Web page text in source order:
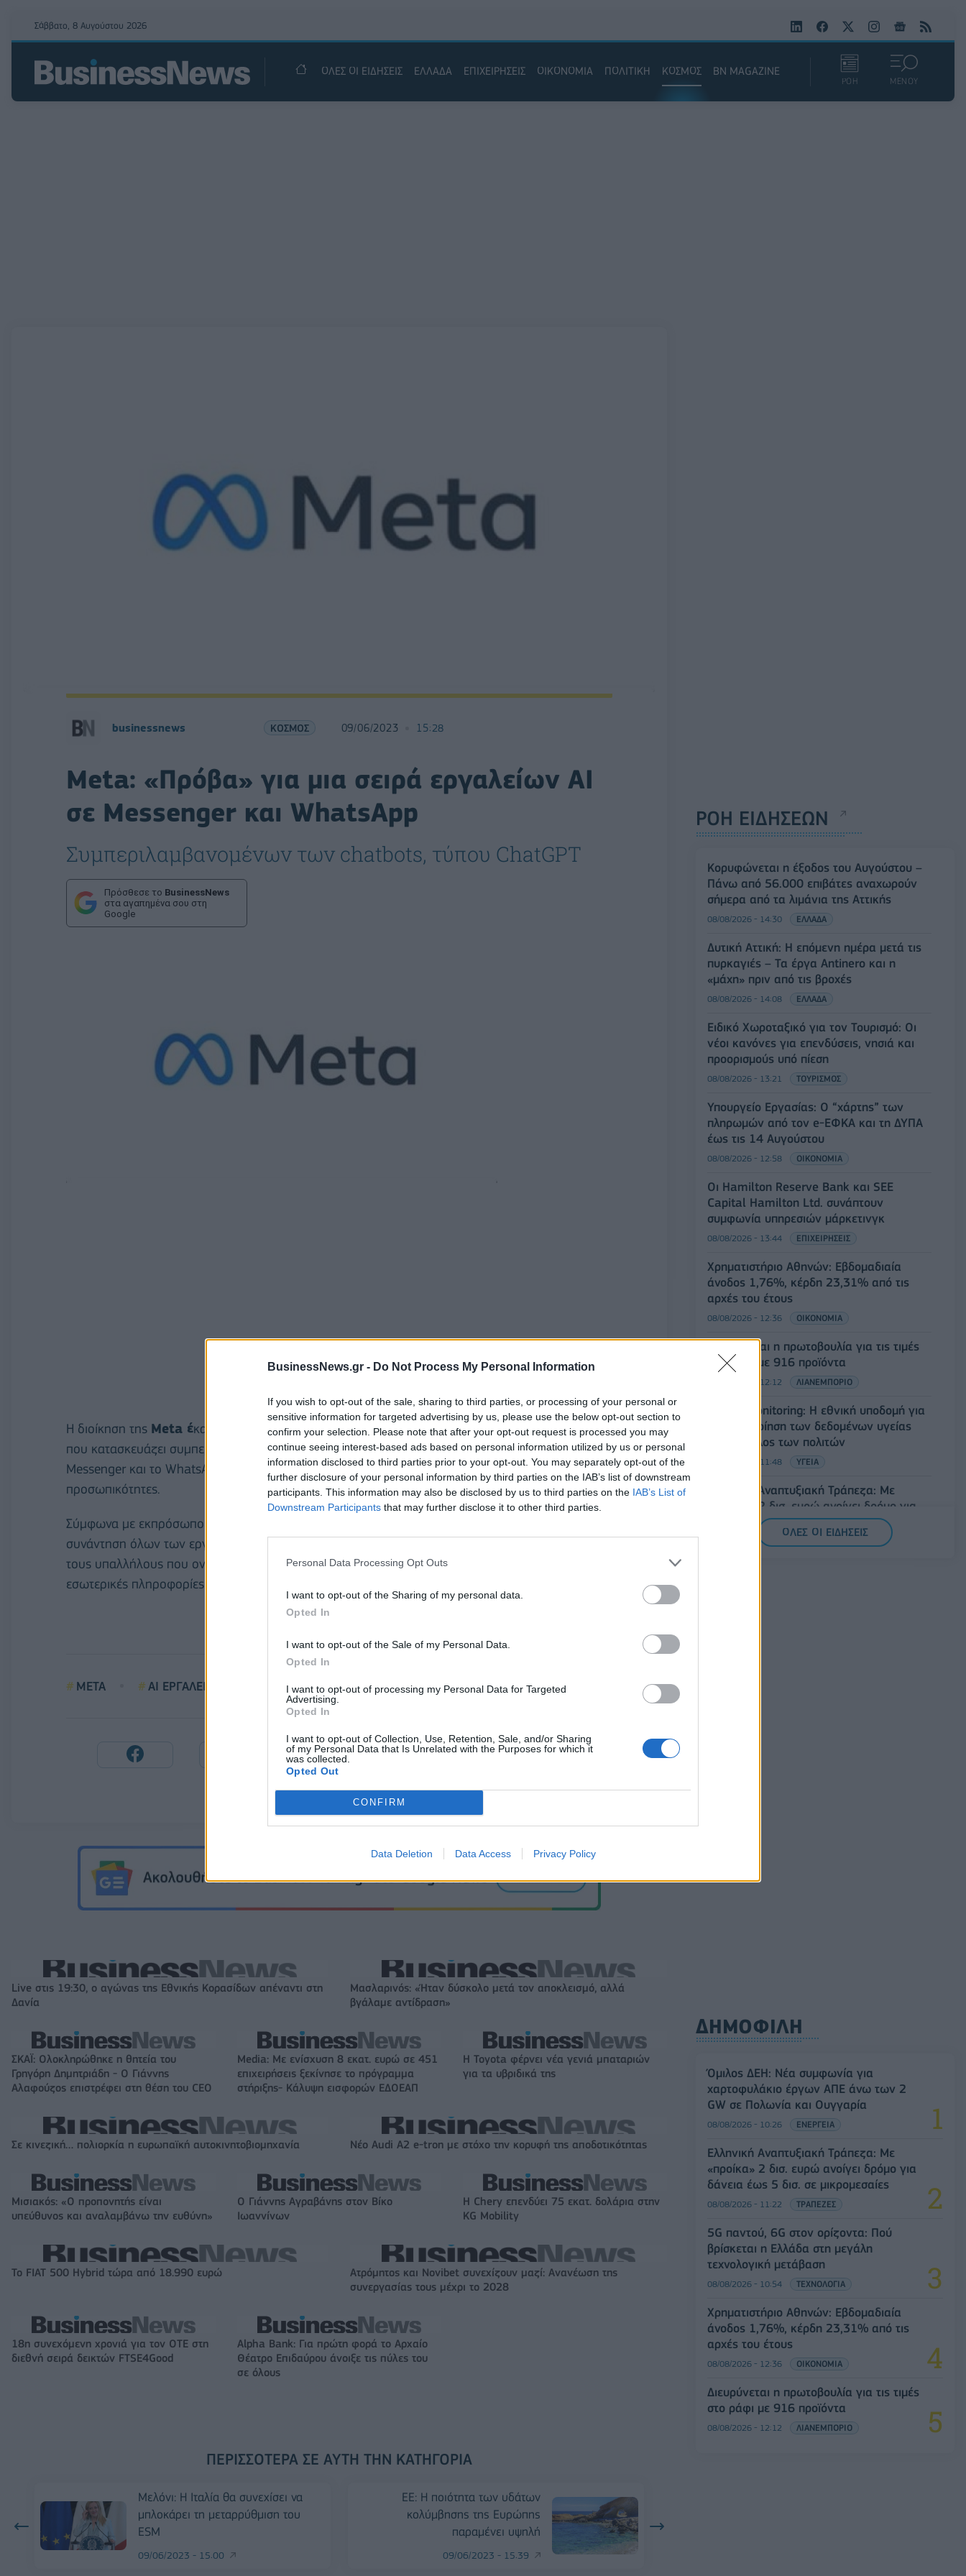
BusinessNews.gr - Do Not Process My Personal Information
If you wish to opt-out of the sale, sharing to third parties, or processing of your personal or
sensitive information for targeted advertising by us, please use the below opt-out section to
confirm your selection. Please note that after your opt-out request is processed you may
continue seeing interest-based ads based on personal information utilized by us or personal
information disclosed to third parties prior to your opt-out. You may separately opt-out of the
further disclosure of your personal information by third parties on the IAB’s list of downstream
participants. This information may also be disclosed by us to third parties on the IAB’s List of
Downstream Participants that may further disclose it to other third parties.
Personal Data Processing Opt Outs
I want to opt-out of the Sharing of my personal data.
Opted In
I want to opt-out of the Sale of my Personal Data.
Opted In
I want to opt-out of processing my Personal Data for Targeted
Advertising.
Opted In
I want to opt-out of Collection, Use, Retention, Sale, and/or Sharing
of my Personal Data that Is Unrelated with the Purposes for which it
was collected.
Opted Out
CONFIRM
Data Deletion Data Access Privacy Policy
Σάββατο, 8 Αυγούστου 2026
ΟΛΕΣ ΟΙ ΕΙΔΗΣΕΙΣ ΕΛΛΑΔΑ ΕΠΙΧΕΙΡΗΣΕΙΣ ΟΙΚΟΝΟΜΙΑ ΠΟΛΙΤΙΚΗ ΚΟΣΜΟΣ BN MAGAZINE
ΡΟΗ ΜΕΝΟΥ
businessnews ΚΟΣΜΟΣ 09/06/2023 15:28
Meta: «Πρόβα» για μια σειρά εργαλείων AI
σε Messenger και WhatsApp
Συμπεριλαμβανομένων των chatbots, τύπου ChatGPT
Πρόσθεσε το BusinessNews
στα αγαπημένα σου στη
Google
Η διοίκηση της Meta έκανε την Πέμπτη «πρόβα» σε μια σειρά εργαλείων τεχνητής νοημοσύνης
που κατασκευάζει συμπεριλαμβανομένων των chatbots, τύπου ChatGPT, που σχεδιάζονται για το
Messenger και το WhatsApp και μπορούν να συνομιλούν χρησιμοποιώντας διαφορετικές
προσωπικότητες.
Σύμφωνα με εκπρόσωπο του αμερικανικού τεχνολογικού ομίλου, τα στελέχη που « μίλησαν σε μια
συνάντηση όλων των εργαζομένων έκαναν επίσης επίδειξη ενός βοηθού παραγωγικότητας για
τους υπαλλήλους που ονομάζεται
Metamateκαι θα μπορούσε να εκτελεί εργασίες με βάση
εσωτερικές πληροφορίες της εταιρείας, μετέδωσε το
META AI ΕΡΓΑΛΕΙΑ ΔΟΚΙΜΗ
Live στις 19:30, ο αγώνας της Εθνικής Κορασίδων απέναντι στη
Δανία
Μασλαρινός: «Ήταν δύσκολο μετά τον αποκλεισμό, αλλά
βγάλαμε αντίδραση»
ΣΚΑΪ: Ολοκληρώθηκε η θητεία του
Γρηγόρη Δημητριάδη - Ο Γιάννης
Αλαφούζος επιστρέφει στη θέση του CEO
Media: Με ενίσχυση 8 εκατ. ευρώ σε 451
επιχειρήσεις ξεκίνησε το πρόγραμμα
στήριξης- Κάλυψη εισφορών ΕΔΟΕΑΠ
Η Toyota φέρνει νέα γενιά μπαταριών
για τα υβριδικά της
Σε κινεζική… πολιορκία η ευρωπαϊκή αυτοκινητοβιομηχανία Νέο Audi A2 e-tron με στόχο την κορυφή της αποδοτικότητας
Μισιακός: «Ο προπονητής είναι
υπεύθυνος και αναλαμβάνω την ευθύνη»
Ο Γιάννης Αγραβάνης στον Βίκο
Ιωαννίνων
Η Chery επενδύει 75 εκατ. δολάρια στην
KG Mobility
Το FIAT 500 Hybrid τώρα από 18.990 ευρώ
Ατρόμητος και Novibet συνεχίζουν μαζί: Ανανέωση της
συνεργασίας τους μέχρι το 2028
18η συνεχόμενη χρονιά για τον ΟΤΕ στη
διεθνή σειρά δεικτών FTSE4Good
Alpha Bank: Για πρώτη φορά το Αρχαίο
Θέατρο Επιδαύρου άνοιξε τις πύλες του
σε όλους
ΠΕΡΙΣΣΌΤΕΡΑ ΣΕ ΑΥΤΉ ΤΗΝ ΚΑΤΗΓΟΡΊΑ
Μελόνι: Η Ιταλία θα συνεχίσει να
μπλοκάρει τη μεταρρύθμιση του
ESM
09/06/2023 - 15:00
ΕΕ: Η ποιότητα των υδάτων
κολύμβησης της Ευρώπης
παραμένει υψηλή
09/06/2023 - 15:39
ΡΟΗ ΕΙΔΗΣΕΩΝ
Κορυφώνεται η έξοδος του Αυγούστου –
Πάνω από 56.000 επιβάτες αναχωρούν
σήμερα από τα λιμάνια της Αττικής
08/08/2026 - 14:30 ΕΛΛΑΔΑ
Δυτική Αττική: Η επόμενη ημέρα μετά τις
πυρκαγιές – Τα έργα Antinero και η
«μάχη» πριν από τις βροχές
08/08/2026 - 14:08 ΕΛΛΑΔΑ
Ειδικό Χωροταξικό για τον Τουρισμό: Οι
νέοι κανόνες για επενδύσεις, νησιά και
προορισμούς υπό πίεση
08/08/2026 - 13:21 ΤΟΥΡΙΣΜΟΣ
Υπουργείο Εργασίας: Ο “χάρτης” των
πληρωμών από τον e-ΕΦΚΑ και τη ΔΥΠΑ
έως τις 14 Αυγούστου
08/08/2026 - 12:58 ΟΙΚΟΝΟΜΙΑ
Οι Hamilton Reserve Bank και SEE
Capital Hamilton Ltd. συνάπτουν
συμφωνία υπηρεσιών μάρκετινγκ
08/08/2026 - 13:44 ΕΠΙΧΕΙΡΗΣΕΙΣ
Χρηματιστήριο Αθηνών: Εβδομαδιαία
άνοδος 1,76%, κέρδη 23,31% από τις
αρχές του έτους
08/08/2026 - 12:36 ΟΙΚΟΝΟΜΙΑ
Διευρύνεται η πρωτοβουλία για τις τιμές
στο ράφι με 916 προϊόντα
08/08/2026 - 12:12 ΛΙΑΝΕΜΠΟΡΙΟ
Health Monitoring: Η εθνική υποδομή για
την αξιοποίηση των δεδομένων υγείας
προς όφελος των πολιτών
08/08/2026 - 11:48 ΥΓΕΙΑ
Ελληνική Αναπτυξιακή Τράπεζα: Με
«προίκα» 2 δισ. ευρώ ανοίγει δρόμο για
δάνεια έως 5 δισ. σε μικρομεσαίες
08/08/2026 - 11:22
ΟΛΕΣ ΟΙ ΕΙΔΗΣΕΙΣ
ΔΗΜΟΦΙΛΗ
Όμιλος ΔΕΗ: Νέα συμφωνία για
χαρτοφυλάκιο έργων ΑΠΕ άνω των 2
GW σε Πολωνία και Ουγγαρία
08/08/2026 - 10:26 ΕΝΕΡΓΕΙΑ
Ελληνική Αναπτυξιακή Τράπεζα: Με
«προίκα» 2 δισ. ευρώ ανοίγει δρόμο για
δάνεια έως 5 δισ. σε μικρομεσαίες
08/08/2026 - 11:22 ΤΡΑΠΕΖΕΣ
5G παντού, 6G στον ορίζοντα: Πού
βρίσκεται η Ελλάδα στη μεγάλη
τεχνολογική μετάβαση
08/08/2026 - 10:54 ΤΕΧΝΟΛΟΓΙΑ
Χρηματιστήριο Αθηνών: Εβδομαδιαία
άνοδος 1,76%, κέρδη 23,31% από τις
αρχές του έτους
08/08/2026 - 12:36 ΟΙΚΟΝΟΜΙΑ
Διευρύνεται η πρωτοβουλία για τις τιμές
στο ράφι με 916 προϊόντα
08/08/2026 - 12:12 ΛΙΑΝΕΜΠΟΡΙΟ